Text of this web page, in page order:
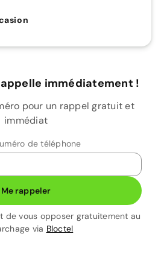
immédiatement !
pour un rappel gratuit et
immédiat
de téléphone
Me rappeler
de vous opposer gratuitement au
via Bloctel